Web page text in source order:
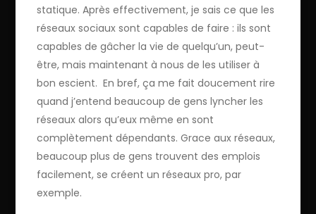
statique. Après effectivement, je sais ce que les
réseaux sociaux sont capables de faire : ils sont
capables de gâcher la vie de quelqu’un, peut-
être, mais maintenant à nous de les utiliser à
bon escient. En bref, ça me fait doucement rire
quand j’entend beaucoup de gens lyncher les
réseaux alors qu’eux même en sont
complètement dépendants. Grace aux réseaux,
beaucoup plus de gens trouvent des emplois
facilement, se créent un réseaux pro, par
exemple.